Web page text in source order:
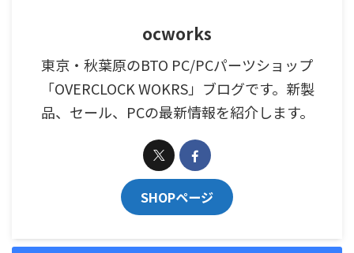
ocworks
東京・秋葉原のBTO PC/PCパーツショップ
「OVERCLOCK WOKRS」ブログです。新製
品、セール、PCの最新情報を紹介します。
SHOPページ